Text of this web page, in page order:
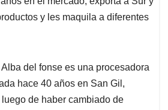
y les maquila a diferentes
del fonse es una procesadora
hace 40 años en San Gil,
de haber cambiado de